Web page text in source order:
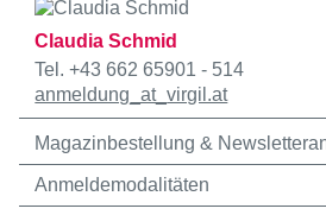
Claudia Schmid
Tel. +43 662 65901 - 514
anmeldung _at_virgil.at
Magazinbestellung &
Anmeldemodalitäten